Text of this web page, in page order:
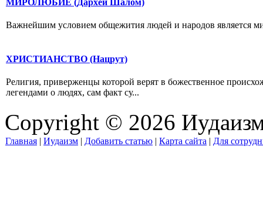
МИРОЛЮБИЕ (Дархей Шалом)
Важнейшим условием общежития людей и народов является
ХРИСТИАНСТВО (Нацрут)
Религия, приверженцы которой верят в божественное
легендами о людях, сам факт су...
Copyright © 2026
Главная | Иудаизм | Добавить статью | Карта сайта | Для